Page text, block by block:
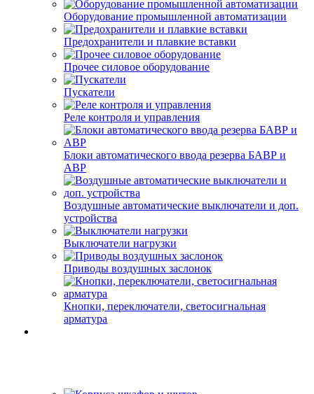
Оборудование промышленной автоматизации
Предохранители и плавкие вставки
Прочее силовое оборудование
Пускатели
Реле контроля и управления
Блоки автоматического ввода резерва БАВР и
АВР
Воздушные автоматические выключатели и доп.
устройства
Выключатели нагрузки
Приводы воздушных заслонок
Кнопки, переключатели, светосигнальная
арматура